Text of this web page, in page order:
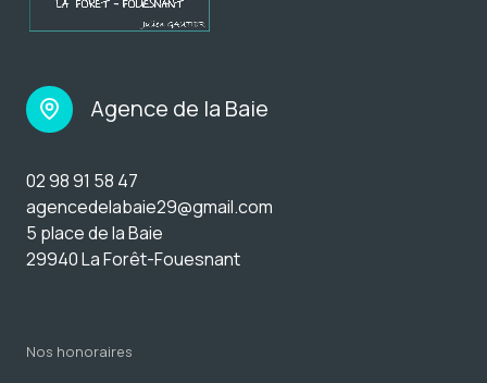
Agence de la Baie
02 98 91 58 47
agencedelabaie29@gmail.com
5 place de la Baie
29940 La Forêt-Fouesnant
nos honoraires